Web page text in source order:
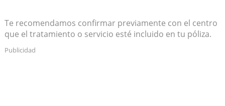
Te recomendamos confirmar previamente con el centro
que el tratamiento o servicio esté incluido en tu póliza.
Publicidad